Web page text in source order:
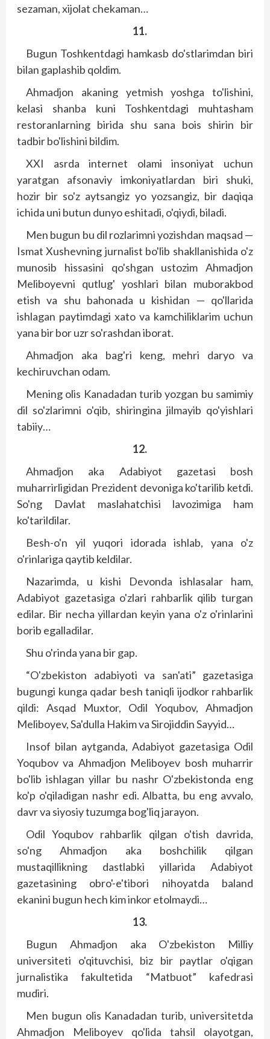
sezaman, xijolat chekaman…
11.
Bugun Toshkentdagi hamkasb do'stlarimdan biri
bilan gaplashib qoldim.
Ahmadjon akaning yetmish yoshga to'lishini,
kelasi shanba kuni Toshkentdagi muhtasham
restoranlarning birida shu sana bois shirin bir
tadbir bo'lishini bildim.
XXI asrda internet olami insoniyat uchun
yaratgan afsonaviy imkoniyatlardan biri shuki,
hozir bir so'z aytsangiz yo yozsangiz, bir daqiqa
ichida uni butun dunyo eshitadi, o'qiydi, biladi.
Men bugun bu dil rozlarimni yozishdan maqsad —
Ismat Xushevning jurnalist bo'lib shakllanishida o'z
munosib hissasini qo'shgan ustozim Ahmadjon
Meliboyevni qutlug' yoshlari bilan muborakbod
etish va shu bahonada u kishidan — qo'llarida
ishlagan paytimdagi xato va kamchiliklarim uchun
yana bir bor uzr so'rashdan iborat.
Ahmadjon aka bag'ri keng, mehri daryo va
kechiruvchan odam.
Mening olis Kanadadan turib yozgan bu samimiy
dil so'zlarimni o'qib, shiringina jilmayib qo'yishlari
tabiiy…
12.
Ahmadjon aka Adabiyot gazetasi bosh
muharrirligidan Prezident devoniga ko'tarilib ketdi.
So'ng Davlat maslahatchisi lavozimiga ham
ko'tarildilar.
Besh-o'n yil yuqori idorada ishlab, yana o'z
o'rinlariga qaytib keldilar.
Nazarimda, u kishi Devonda ishlasalar ham,
Adabiyot gazetasiga o'zlari rahbarlik qilib turgan
edilar. Bir necha yillardan keyin yana o'z o'rinlarini
borib egalladilar.
Shu o'rinda yana bir gap.
“O'zbekiston adabiyoti va san'ati” gazetasiga
bugungi kunga qadar besh taniqli ijodkor rahbarlik
qildi: Asqad Muxtor, Odil Yoqubov, Ahmadjon
Meliboyev, Sa'dulla Hakim va Sirojiddin Sayyid…
Insof bilan aytganda, Adabiyot gazetasiga Odil
Yoqubov va Ahmadjon Meliboyev bosh muharrir
bo'lib ishlagan yillar bu nashr O'zbekistonda eng
ko'p o'qiladigan nashr edi. Albatta, bu eng avvalo,
davr va siyosiy tuzumga bog'liq jarayon.
Odil Yoqubov rahbarlik qilgan o'tish davrida,
so'ng Ahmadjon aka boshchilik qilgan
mustaqillikning dastlabki yillarida Adabiyot
gazetasining obro'-e'tibori nihoyatda baland
ekanini bugun hech kim inkor etolmaydi…
13.
Bugun Ahmadjon aka O'zbekiston Milliy
universiteti o'qituvchisi, biz bir paytlar o'qigan
jurnalistika fakultetida “Matbuot” kafedrasi
mudiri.
Men bugun olis Kanadadan turib, universitetda
Ahmadjon Meliboyev qo'lida tahsil olayotgan,